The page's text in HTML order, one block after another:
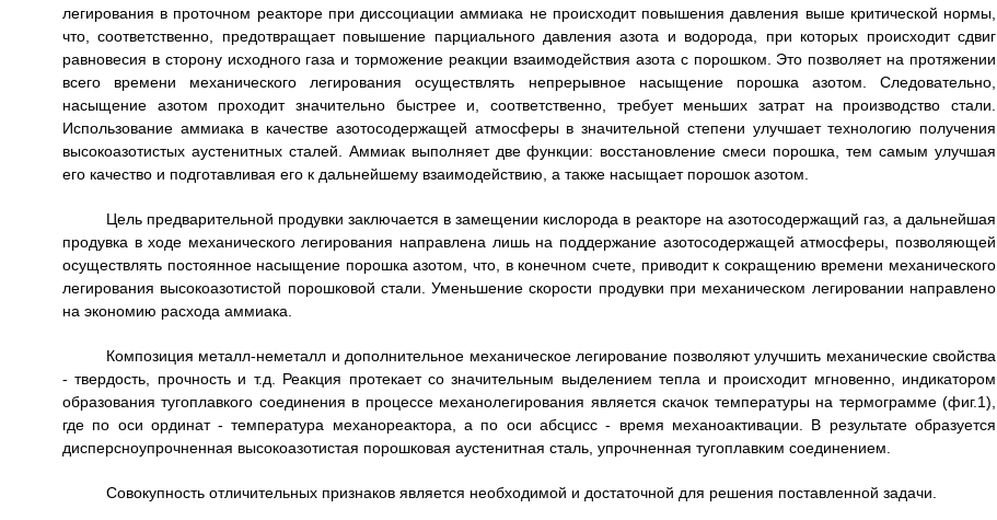
легирования в проточном реакторе при диссоциации аммиака не происходит повышения давления выше критической нормы,
что, соответственно, предотвращает повышение парциального давления азота и водорода, при которых происходит сдвиг
равновесия в сторону исходного газа и торможение реакции взаимодействия азота с порошком. Это позволяет на протяжении
всего времени механического легирования осуществлять непрерывное насыщение порошка азотом. Следовательно,
насыщение азотом проходит значительно быстрее и, соответственно, требует меньших затрат на производство стали.
Использование аммиака в качестве азотосодержащей атмосферы в значительной степени улучшает технологию получения
высокоазотистых аустенитных сталей. Аммиак выполняет две функции: восстановление смеси порошка, тем самым улучшая
его качество и подготавливая его к дальнейшему взаимодействию, а также насыщает порошок азотом.
Цель предварительной продувки заключается в замещении кислорода в реакторе на азотосодержащий газ, а дальнейшая
продувка в ходе механического легирования направлена лишь на поддержание азотосодержащей атмосферы, позволяющей
осуществлять постоянное насыщение порошка азотом, что, в конечном счете, приводит к сокращению времени механического
легирования высокоазотистой порошковой стали. Уменьшение скорости продувки при механическом легировании направлено
на экономию расхода аммиака.
Композиция металл-неметалл и дополнительное механическое легирование позволяют улучшить механические свойства
- твердость, прочность и т.д. Реакция протекает со значительным выделением тепла и происходит мгновенно, индикатором
образования тугоплавкого соединения в процессе механолегирования является скачок температуры на термограмме (фиг.1),
где по оси ординат - температура механореактора, а по оси абсцисс - время механоактивации. В результате образуется
дисперсноупрочненная высокоазотистая порошковая аустенитная сталь, упрочненная тугоплавким соединением.
Совокупность отличительных признаков является необходимой и достаточной для решения поставленной задачи.